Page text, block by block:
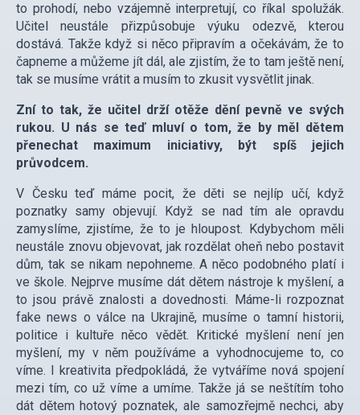
to prohodí, nebo vzájemně interpretují, co říkal spolužák.
Učitel neustále přizpůsobuje výuku odezvě, kterou
dostává. Takže když si něco připravím a očekávám, že to
čapneme a můžeme jít dál, ale zjistím, že to tam ještě není,
tak se musíme vrátit a musím to zkusit vysvětlit jinak.
Zní to tak, že učitel drží otěže dění pevně ve svých
rukou. U nás se teď mluví o tom, že by měl dětem
přenechat maximum iniciativy, být spíš jejich
průvodcem.
V Česku teď máme pocit, že děti se nejlíp učí, když
poznatky samy objevují. Když se nad tím ale opravdu
zamyslíme, zjistíme, že to je hloupost. Kdybychom měli
neustále znovu objevovat, jak rozdělat oheň nebo postavit
dům, tak se nikam nepohneme. A něco podobného platí i
ve škole. Nejprve musíme dát dětem nástroje k myšlení, a
to jsou právě znalosti a dovednosti. Máme-li rozpoznat
fake news o válce na Ukrajině, musíme o tamní historii,
politice i kultuře něco vědět. Kritické myšlení není jen
myšlení, my v něm používáme a vyhodnocujeme to, co
víme. I kreativita předpokládá, že vytváříme nová spojení
mezi tím, co už víme a umíme. Takže já se neštítím toho
dát dětem hotový poznatek, ale samozřejmě nechci, aby